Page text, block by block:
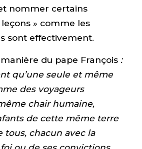
nommer certains
» comme les
sont effectivement.
du pape François :
qu’une seule et même
des voyageurs
chair humaine,
de cette même terre
tous, chacun avec la